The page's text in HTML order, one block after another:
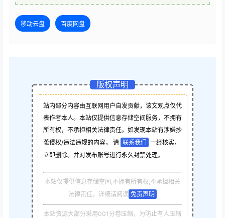
移动云盘 百度网盘
版权声明
站内部分内容由互联网用户自发贡献，该文观点仅代
表作者本人。本站仅提供信息存储空间服务，不拥有
所有权，不承担相关法律责任。如发现本站有涉嫌抄
袭侵权/违法违规的内容， 请 联系我们
一经核实，
立即删除。并对发布账号进行永久封禁处理。
本站仅提供信息存储空间,不拥有所有权,不承担相关
法律责任。详细请阅读 免责声明
本站资源大部分采用001分卷压缩，为防止有人压缩